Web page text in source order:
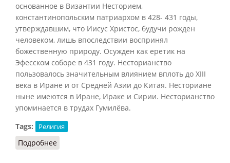
основанное в Византии Несторием,
константинопольским патриархом в 428- 431 годы,
утверждавшим, что Иисус Христос, будучи рожден
человеком, лишь впоследствии воспринял
божественную природу. Осужден как еретик на
Эфесском соборе в 431 году. Несторианство
пользовалось значительным влиянием вплоть до XIII
века в Иране и от Средней Азии до Китая. Несториане
ныне имеются в Иране, Ираке и Сирии. Несторианство
упоминается в трудах Гумилёва.
Tags:
Религия
Подробнее